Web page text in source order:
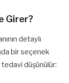
Girer?
detaylı
bir seçenek
düşünülür: